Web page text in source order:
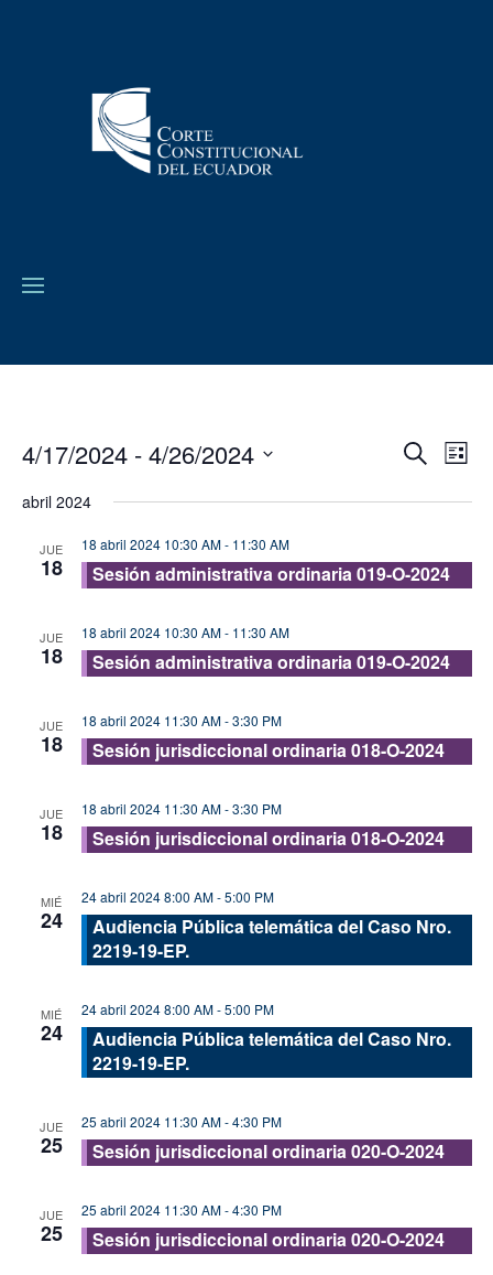
vistas
Buscar
Lista
4/17/2024 - 4/26/2024
fecha.
abril 2024
JUE
18
18 abril 2024 10:30 AM- 11:30 AM
Sesión administrativa ordinaria 019-O-2024
JUE
18
18 abril 2024 10:30 AM- 11:30 AM
Sesión administrativa ordinaria 019-O-2024
JUE
18
18 abril 2024 11:30 AM-3:30 PM
Sesión jurisdiccional ordinaria 018-O-2024
JUE
18
18 abril 2024 11:30 AM-3:30 PM
Sesión jurisdiccional ordinaria 018-O-2024
MIÉ
24
24 abril 2024 8:00 AM-5:00 PM
Audiencia Pública telemática del Caso Nro.
2219-19-EP.
MIÉ
24
24 abril 2024 8:00 AM-5:00 PM
Audiencia Pública telemática del Caso Nro.
2219-19-EP.
JUE
25
25 abril 2024 11:30 AM-4:30 PM
Sesión jurisdiccional ordinaria 020-O-2024
JUE
25
25 abril 2024 11:30 AM-4:30 PM
Sesión jurisdiccional ordinaria 020-O-2024